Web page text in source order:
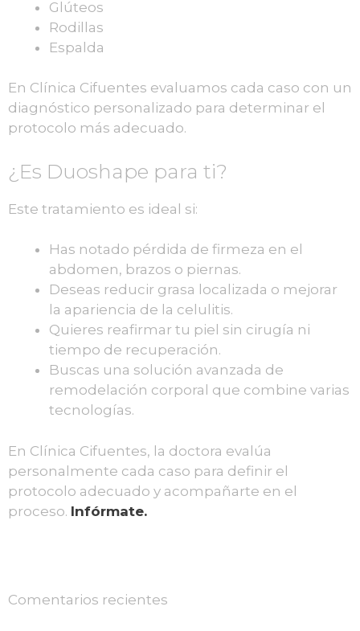
Glúteos
Rodillas
Espalda
En Clínica Cifuentes evaluamos cada caso con un
diagnóstico personalizado para determinar el
protocolo más adecuado.
¿Es Duoshape para ti?
Este tratamiento es ideal si:
Has notado pérdida de firmeza en el
abdomen, brazos o piernas.
Deseas reducir grasa localizada o mejorar
la apariencia de la celulitis.
Quieres reafirmar tu piel sin cirugía ni
tiempo de recuperación.
Buscas una solución avanzada de
remodelación corporal que combine varias
tecnologías.
En Clínica Cifuentes, la doctora evalúa
personalmente cada caso para definir el
protocolo adecuado y acompañarte en el
proceso. Infórmate.
Comentarios recientes